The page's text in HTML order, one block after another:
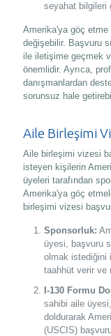
seyahat bilgileri
Amerika'ya göç
değişebilir. Başvuru
ile iletişime geçmek
önemlidir. Ayrıca,
danışmanlardan
sorunsuz hale
Aile Birleşimi
Aile birleşimi vizesi
isteyen kişilerin
üyeleri tarafından
Amerika'ya göç
birleşimi vizesi
Sponsorluk:
üyesi, başvuru
olmak istediğini
taahhüt verir ve
I-130 Formu
sahibi aile
doldurarak
(USCIS)